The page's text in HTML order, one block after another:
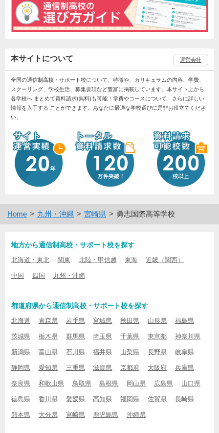
本サイトについて 運営会社
全国の通信制高校・サポート校について、特徴や、カリキュラムの内容、学費、
スクーリング、学校生活、募集要項など豊富に掲載しています。本サイト上から
各学校へ まとめて資料請求(無料)も可能！学費やコースについて、さらに詳しい
情報を入手する ことができます。あなたに最適な学校選びに是非お役立てくださ
い。
Home 九州・沖縄 宮崎県 勇志国際高等学校
地方から通信制高校・サポート校を探す
北海道・東北 関東 北陸・甲信越 東海 近畿（関西）
中国 四国 九州・沖縄
都道府県から通信制高校・サポート校を探す
北海道 青森県 岩手県 宮城県 秋田県 山形県 福島県
茨城県 栃木県 群馬県 埼玉県 千葉県 東京都 神奈川県
新潟県 富山県 石川県 福井県 山梨県 長野県 岐阜県
静岡県 愛知県 三重県 滋賀県 京都府 大阪府 兵庫県
奈良県 和歌山県 鳥取県 島根県 岡山県 広島県 山口県
徳島県 香川県 愛媛県 高知県 福岡県 佐賀県 長崎県
熊本県 大分県 宮崎県 鹿児島県 沖縄県